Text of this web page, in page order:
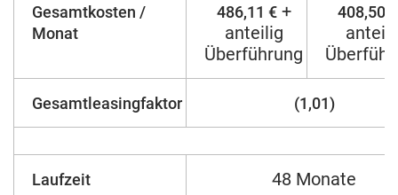
Gesamtkosten /
Monat
486,11 €+
anteilig
Überführung
408,50 €
Gesamtleasingfaktor (1,01)
Laufzeit 48 Monate